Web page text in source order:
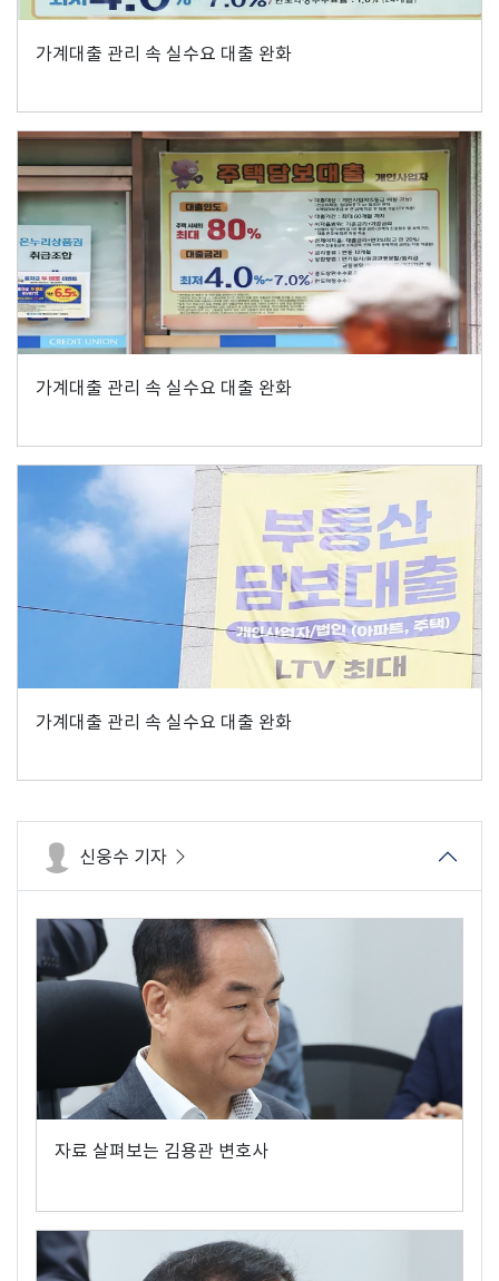
가계대출 관리 속 실수요 대출 완화
가계대출 관리 속 실수요 대출 완화
가계대출 관리 속 실수요 대출 완화
신웅수 기자
자료 살펴보는 김용관 변호사